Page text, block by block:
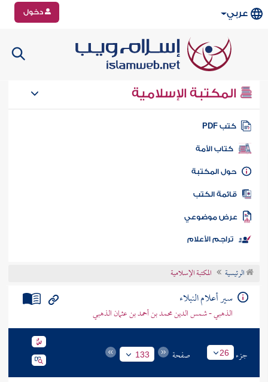
عربي دخول
المكتبة الإسلامية
كتب PDF
كتاب الأمة
المكتبة
الكتب
موضوعي
تراجم الأعلام
الرئيسية المكتبة الإسلامية
سير أعلام النبلاء
الذهبي - شمس الدين محمد بن أحمد بن عثمان الذهبي
جزء 26 صفحة 133